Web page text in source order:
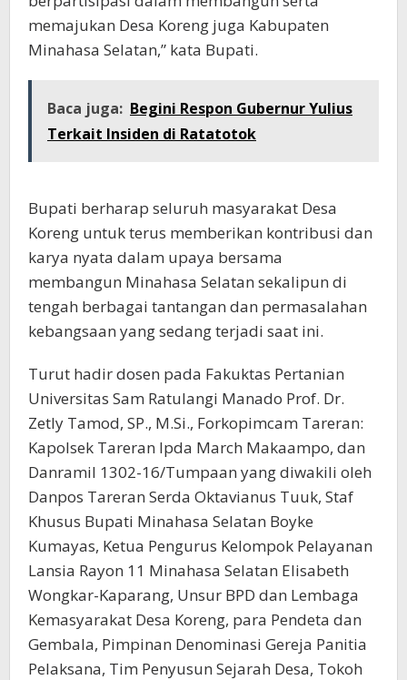
memajukan Desa Koreng juga Kabupaten
Minahasa Selatan,” kata Bupati.
Baca juga: Begini Respon Gubernur Yulius
Terkait Insiden di Ratatotok
Bupati berharap seluruh masyarakat Desa
Koreng untuk terus memberikan kontribusi dan
karya nyata dalam upaya bersama
membangun Minahasa Selatan sekalipun di
tengah berbagai tantangan dan permasalahan
kebangsaan yang sedang terjadi saat ini.
Turut hadir dosen pada Fakuktas Pertanian
Universitas Sam Ratulangi Manado Prof. Dr.
Zetly Tamod, SP., M.Si., Forkopimcam Tareran:
Kapolsek Tareran Ipda March Makaampo, dan
Danramil 1302-16/Tumpaan yang diwakili oleh
Danpos Tareran Serda Oktavianus Tuuk, Staf
Khusus Bupati Minahasa Selatan Boyke
Kumayas, Ketua Pengurus Kelompok Pelayanan
Lansia Rayon 11 Minahasa Selatan Elisabeth
Wongkar-Kaparang, Unsur BPD dan Lembaga
Kemasyarakat Desa Koreng, para Pendeta dan
Gembala, Pimpinan Denominasi Gereja Panitia
Pelaksana, Tim Penyusun Sejarah Desa, Tokoh